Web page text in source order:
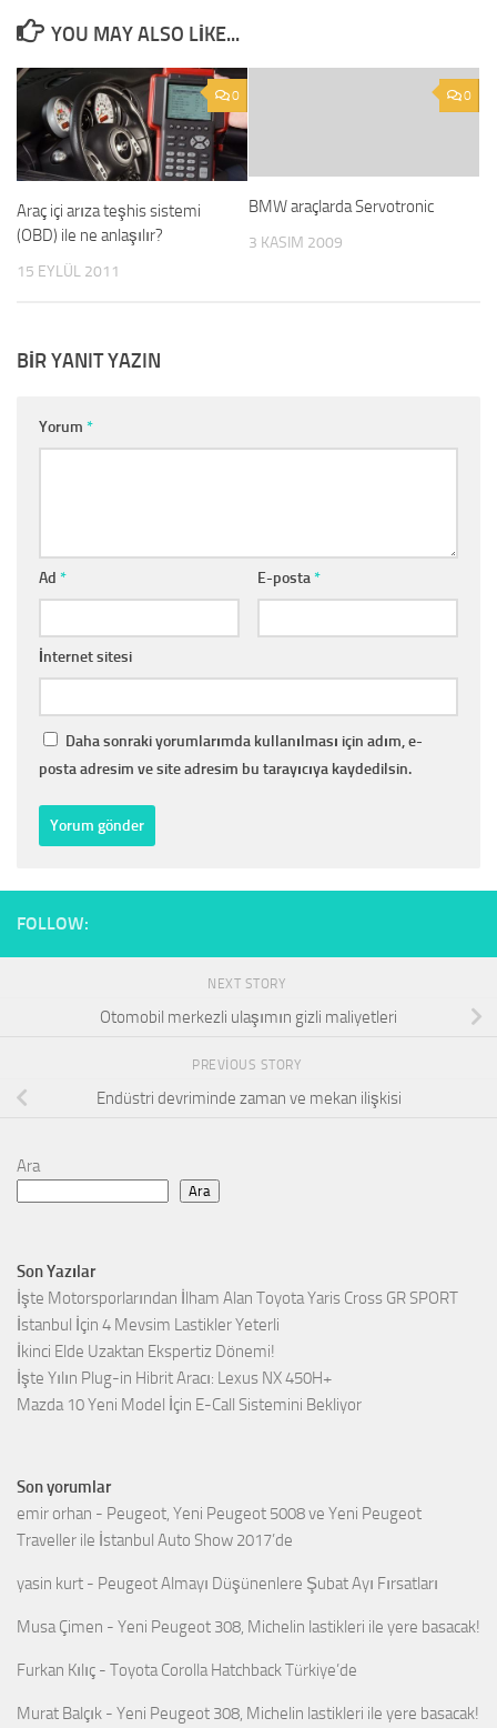
YOU MAY ALSO LIKE...
0
Araç içi arıza teşhis sistemi
(OBD) ile ne anlaşılır?
15 EYLÜL 2011
0
BMW araçlarda Servotronic
3 KASIM 2009
BIR YANIT YAZIN
Yorum *
Ad * E-posta*
İnternet sitesi
Daha sonraki yorumlarımda kullanılması için adım, e-
posta adresim ve site adresim bu tarayıcıya kaydedilsin.
FOLLOW:
NEXT STORY
Otomobil merkezli ulaşımın gizli maliyetleri
PREVIOUS STORY
Endüstri devriminde zaman ve mekan ilişkisi
Ara
Ara
Son Yazılar
İşte Motorsporlarından İlham Alan Toyota Yaris Cross GR SPORT
İstanbul İçin 4 Mevsim Lastikler Yeterli
İkinci Elde Uzaktan Ekspertiz Dönemi!
İşte Yılın Plug-in Hibrit Aracı: Lexus NX 450H+
Mazda 10 Yeni Model İçin E-Call Sistemini Bekliyor
Son yorumlar
emir orhan - Peugeot, Yeni Peugeot 5008 ve Yeni Peugeot
Traveller ile İstanbul Auto Show 2017’de
yasin kurt - Peugeot Almayı Düşünenlere Şubat Ayı Fırsatları
Musa Çimen - Yeni Peugeot 308, Michelin lastikleri ile yere basacak!
Furkan Kılıç - Toyota Corolla Hatchback Türkiye’de
Murat Balçık - Yeni Peugeot 308, Michelin lastikleri ile yere basacak!